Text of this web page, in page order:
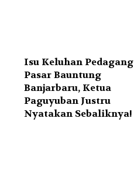
Isu Keluhan Pedagang
Pasar Bauntung
Banjarbaru, Ketua
Paguyuban Justru
Nyatakan Sebaliknya!